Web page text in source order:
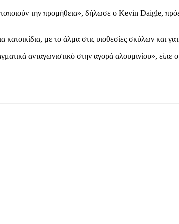
την προμήθεια», δήλωσε ο Kevin Daigle,
με το άλμα στις υιοθεσίες σκύλων και
ανταγωνιστικό στην αγορά αλουμινίου», είπε